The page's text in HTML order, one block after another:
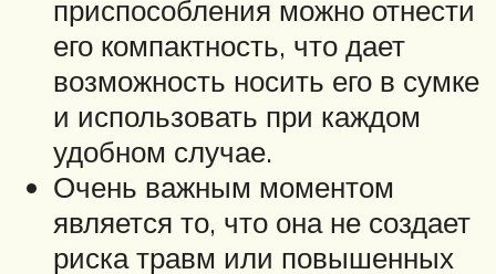
приспособления можно отнести
его компактность, что дает
возможность носить его в сумке
и использовать при каждом
удобном случае.
Очень важным моментом
является то, что она не создает
риска травм или повышенных